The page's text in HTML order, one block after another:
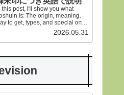
this post, I'll show you what
is: The origin, meaning,
to get, types, and special ones
Gion Matsuri festival.2026.05.31